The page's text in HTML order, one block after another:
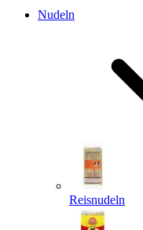
Nudeln
Reisnudeln